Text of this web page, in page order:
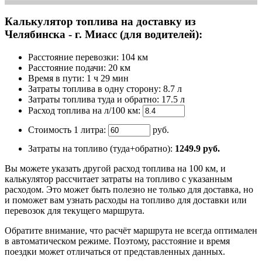
Калькулятор топлива на доставку из
Челябинска - г. Миасс (для водителей):
Расстояние перевозки: 104 км
Расстояние подачи: 20 км
Время в пути: 1 ч 29 мин
Затраты топлива в одну сторону: 8.7 л
Затраты топлива туда и обратно: 17.5 л
Расход топлива на л/100 км:
Стоимость 1 литра:
руб.
Затраты на топливо (туда+обратно): 1249.9 руб.
Вы можете указать другой расход топлива на 100 км, и
калькулятор рассчитает затраты на топливо с указанным
расходом. Это может быть полезно не только для доставка, но
и поможет вам узнать расходы на топливо для доставки или
перевозок для текущего маршрута.
Обратите внимание, что расчёт маршрута не всегда оптимален
в автоматическом режиме. Поэтому, расстояние и время
поездки может отличаться от представленных данных.